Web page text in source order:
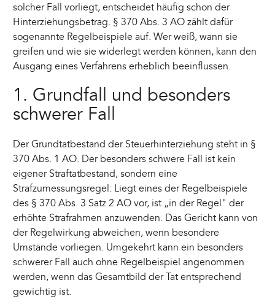
solcher Fall vorliegt, entscheidet häufig schon der
Hinterziehungsbetrag. § 370 Abs. 3 AO zählt dafür
sogenannte Regelbeispiele auf. Wer weiß, wann sie
greifen und wie sie widerlegt werden können, kann den
Ausgang eines Verfahrens erheblich beeinflussen.
1. Grundfall und besonders
schwerer Fall
Der Grundtatbestand der Steuerhinterziehung steht in §
370 Abs. 1 AO. Der besonders schwere Fall ist kein
eigener Straftatbestand, sondern eine
Strafzumessungsregel: Liegt eines der Regelbeispiele
des § 370 Abs. 3 Satz 2 AO vor, ist „in der Regel" der
erhöhte Strafrahmen anzuwenden. Das Gericht kann von
der Regelwirkung abweichen, wenn besondere
Umstände vorliegen. Umgekehrt kann ein besonders
schwerer Fall auch ohne Regelbeispiel angenommen
werden, wenn das Gesamtbild der Tat entsprechend
gewichtig ist.